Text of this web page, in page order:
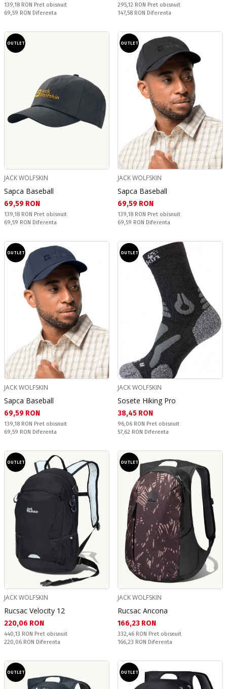
Pret obisnuit:
139,18 RON Pret obisnuit
Спестявате:
69,59 RON Diferenta
Pret obisnuit:
295,12 RON Pret obisnuit
Спестявате:
147,58 RON Diferenta
OUTLET
JACK WOLFSKIN
Sapca Baseball
Текуща цена:
69,59 RON
Pret obisnuit:
139,18 RON Pret obisnuit
Спестявате:
69,59 RON Diferenta
OUTLET
JACK WOLFSKIN
Sapca Baseball
Текуща цена:
69,59 RON
Pret obisnuit:
139,18 RON Pret obisnuit
Спестявате:
69,59 RON Diferenta
OUTLET
JACK WOLFSKIN
Sapca Baseball
Текуща цена:
69,59 RON
Pret obisnuit:
139,18 RON Pret obisnuit
Спестявате:
69,59 RON Diferenta
OUTLET
JACK WOLFSKIN
Sosete Hiking Pro
Текуща цена:
38,45 RON
Pret obisnuit:
96,06 RON Pret obisnuit
Спестявате:
57,62 RON Diferenta
OUTLET
JACK WOLFSKIN
Rucsac Velocity 12
Текуща цена:
220,06 RON
Pret obisnuit:
440,13 RON Pret obisnuit
Спестявате:
220,06 RON Diferenta
OUTLET
JACK WOLFSKIN
Rucsac Ancona
Текуща цена:
166,23 RON
Pret obisnuit:
332,46 RON Pret obisnuit
Спестявате:
166,23 RON Diferenta
OUTLET OUTLET